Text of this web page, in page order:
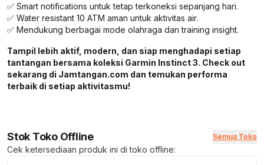
✅ Smart notifications untuk tetap terkoneksi sepanjang hari.
✅ Water resistant 10 ATM aman untuk aktivitas air.
✅ Mendukung berbagai mode olahraga dan training insight.
Tampil lebih aktif, modern, dan siap menghadapi setiap
tantangan bersama koleksi Garmin Instinct 3. Check out
sekarang di Jamtangan.com dan temukan performa
terbaik di setiap aktivitasmu!
Stok Toko Offline Semua Toko
Cek ketersediaan produk ini di toko offline: